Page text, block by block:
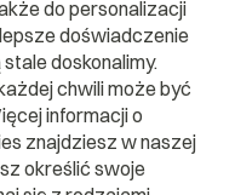
słowniku.
dokładnie jestMTA-
do personalizacji
doświadczenie
doskonalimy.
chwili może być
informacji o
znajdziesz w naszej
określić swoje